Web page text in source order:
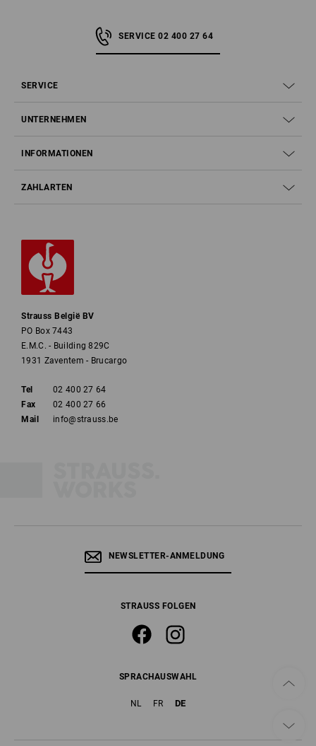
SERVICE 02 400 27 64
SERVICE
UNTERNEHMEN
INFORMATIONEN
ZAHLARTEN
Strauss België BV
PO Box 7443
E.M.C. - Building 829C
1931 Zaventem - Brucargo
Tel
02 400 27 64
Fax
02 400 27 66
Mail
info@strauss.be
NEWSLETTER-ANMELDUNG
STRAUSS FOLGEN
SPRACHAUSWAHL
NL FR DE